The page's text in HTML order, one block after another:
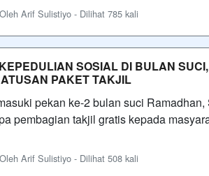
Arif Sulistiyo - Dilihat 785 kali
SOSIAL DI BULAN
PAKET TAKJIL
pekan ke-2 bulan suci
pembagian takjil gratis kepada
Arif Sulistiyo - Dilihat 508 kali